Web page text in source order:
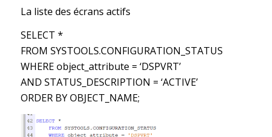
La liste des écrans actifs
SELECT *
FROM SYSTOOLS.CONFIGURATION_STATUS
WHERE object_attribute = ‘DSPVRT’
AND STATUS_DESCRIPTION = ‘ACTIVE’
ORDER BY OBJECT_NAME;